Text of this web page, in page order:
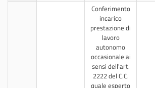
Conferimento
incarico
prestazione di
lavoro
autonomo
occasionale ai
sensi dell'art.
2222 del C.C.
quale esperto